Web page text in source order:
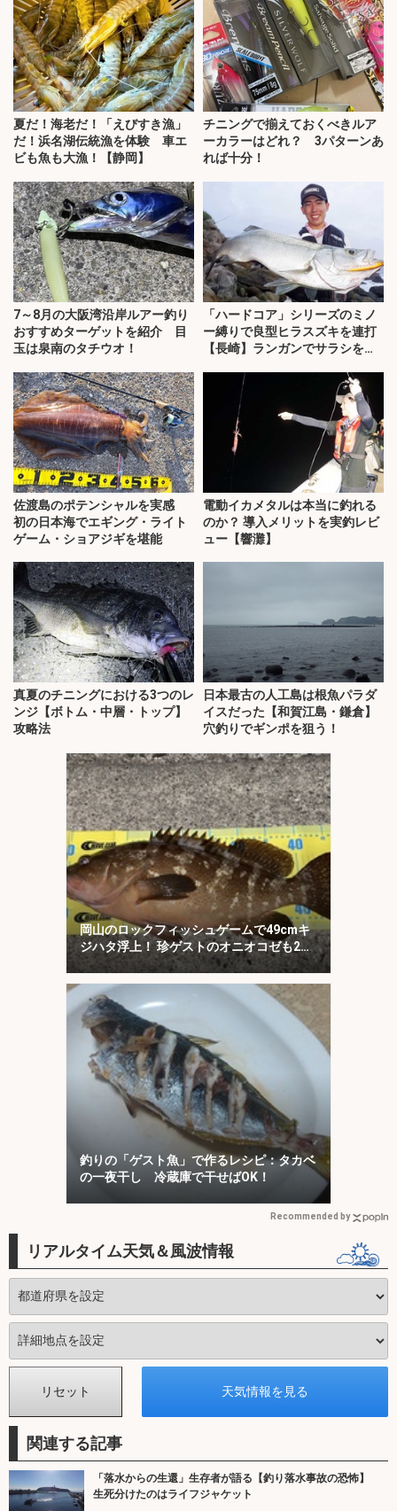
夏だ！海老だ！「えびすき漁」
だ！浜名湖伝統漁を体験 車エ
ビも魚も大漁！【静岡】
チニングで揃えておくべきルア
ーカラーはどれ？ 3パターンあ
れば十分！
7～8月の大阪湾沿岸ルアー釣り
おすすめターゲットを紹介 目
玉は泉南のタチウオ！
「ハードコア」シリーズのミノ
ー縛りで良型ヒラスズキを連打
【長崎】ランガンでサラシを攻
佐渡島のポテンシャルを実感
初の日本海でエギング・ライト
ゲーム・ショアジギを堪能
電動イカメタルは本当に釣れる
のか？ 導入メリットを実釣レビ
ュー【響灘】
真夏のチニングにおける3つのレ
ンジ【ボトム・中層・トップ】
攻略法
日本最古の人工島は根魚パラダ
イスだった【和賀江島・鎌倉】
穴釣りでギンポを狙う！
岡山のロックフィッシュゲームで49cmキ
ジハタ浮上！ 珍ゲストのオニオコゼも2連
発
釣りの「ゲスト魚」で作るレシピ：タカベ
の一夜干し 冷蔵庫で干せばOK！
Recommended by
リアルタイム天気＆風波情報
関連する記事
「落水からの生還」生存者が語る【釣り落水事故の恐怖】
生死分けたのはライフジャケット